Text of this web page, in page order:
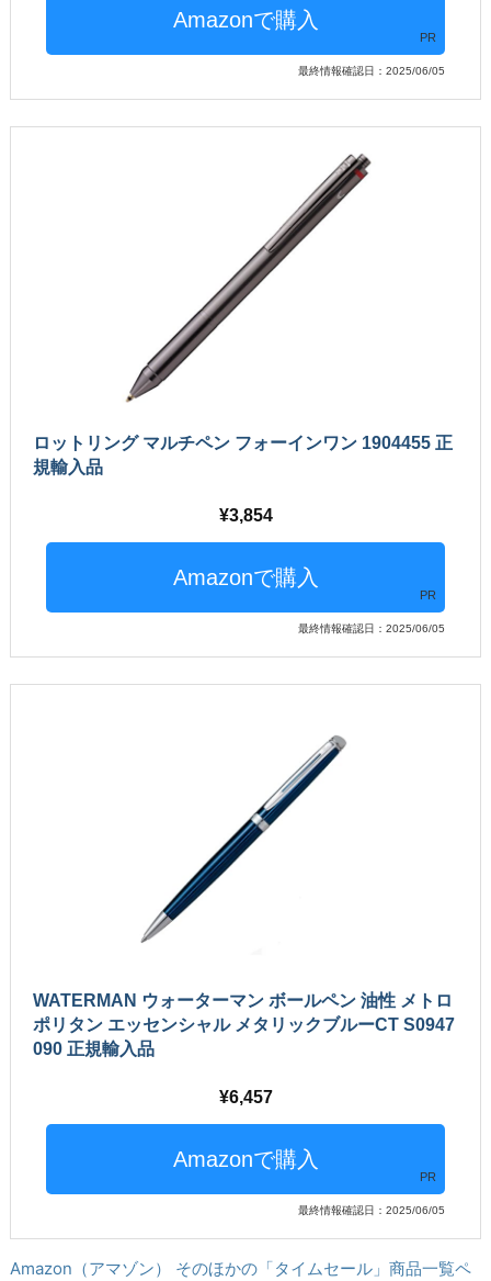
PR
最終情報確認日：2025/06/05
ロットリング マルチペン フォーインワン 1904455 正
規輸入品
3,854
PR
最終情報確認日：2025/06/05
WATERMAN ウォーターマン ボールペン 油性 メトロ
ポリタン エッセンシャル メタリックブルーCT S0947
090 正規輸入品
6,457
PR
最終情報確認日：2025/06/05
Amazon（アマゾン） そのほかの「タイムセール」商品一覧ペ